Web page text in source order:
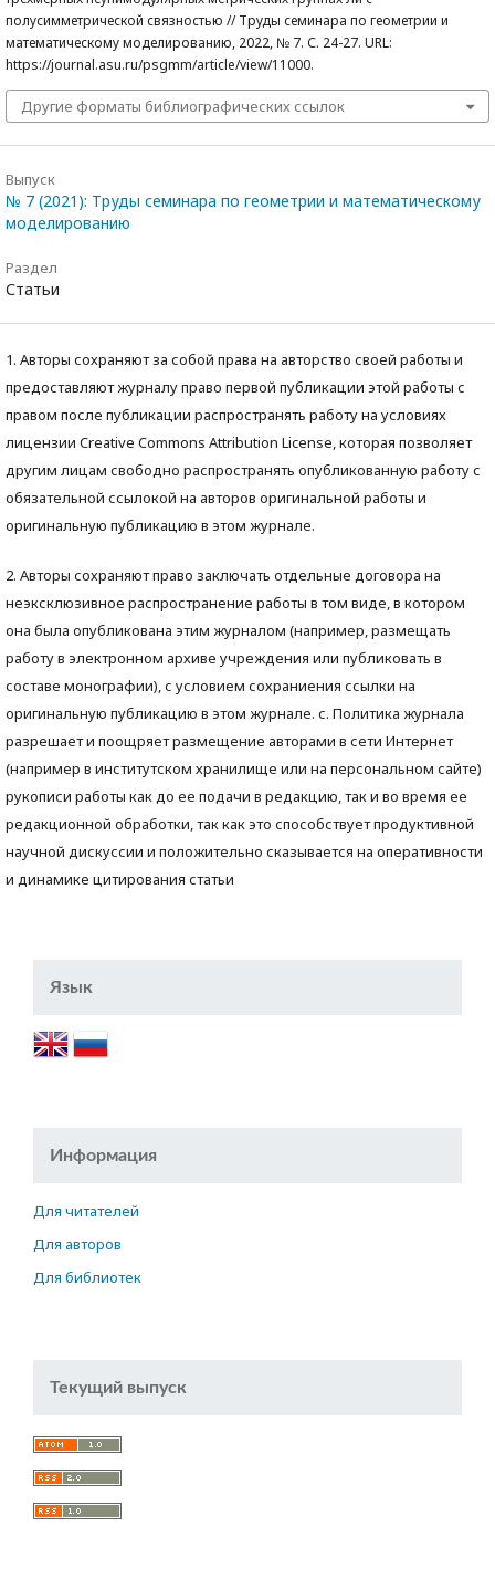
полусимметрической связностью // Труды семинара по геометрии и
математическому моделированию, 2022, № 7. С. 24-27. URL:
https://journal.asu.ru/psgmm/article/view/11000.
Другие форматы библиографических ссылок
Выпуск
№ 7 (2021): Труды семинара по геометрии и математическому
моделированию
Раздел
Статьи
1. Авторы сохраняют за собой права на авторство своей работы и
предоставляют журналу право первой публикации этой работы с
правом после публикации распространять работу на условиях
лицензии Creative Commons Attribution License, которая позволяет
другим лицам свободно распространять опубликованную работу с
обязательной ссылокой на авторов оригинальной работы и
оригинальную публикацию в этом журнале.
2. Авторы сохраняют право заключать отдельные договора на
неэксклюзивное распространение работы в том виде, в котором
она была опубликована этим журналом (например, размещать
работу в электронном архиве учреждения или публиковать в
составе монографии), с условием сохраниения ссылки на
оригинальную публикацию в этом журнале. с. Политика журнала
разрешает и поощряет размещение авторами в сети Интернет
(например в институтском хранилище или на персональном сайте)
рукописи работы как до ее подачи в редакцию, так и во время ее
редакционной обработки, так как это способствует продуктивной
научной дискуссии и положительно сказывается на оперативности
и динамике цитирования статьи
Язык
Информация
Для читателей
Для авторов
Для библиотек
Текущий выпуск